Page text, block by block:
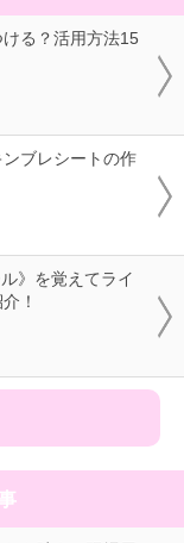
る？活用方法15
ブレシートの作
》を覚えてライ
！